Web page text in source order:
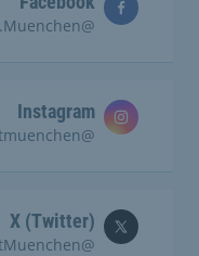
@Stadt.Muenchen
Instagram
@stadtmuenchen
X (Twitter)
@StadtMuenchen